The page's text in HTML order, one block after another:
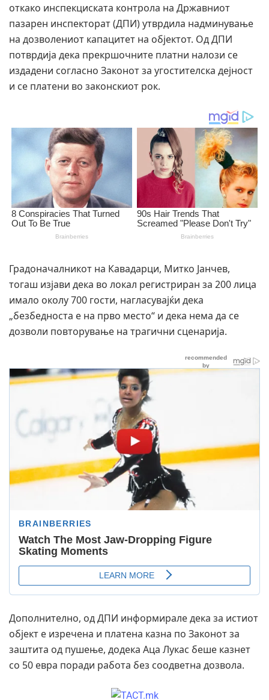
откако инспекциската контрола на Државниот
пазарен инспекторат (ДПИ) утврдила надминување
на дозволениот капацитет на објектот. Од ДПИ
потврдија дека прекршочните платни налози се
издадени согласно Законот за угостителска дејност
и се платени во законскиот рок.
Градоначалникот на Кавадарци, Митко Јанчев,
тогаш изјави дека во локал регистриран за 200 лица
имало околу 700 гости, нагласувајќи дека
„безбедноста е на прво место“ и дека нема да се
дозволи повторување на трагични сценарија.
Дополнително, од ДПИ информирале дека за истиот
објект е изречена и платена казна по Законот за
заштита од пушење, додека Аца Лукас беше казнет
со 50 евра поради работа без соодветна дозвола.